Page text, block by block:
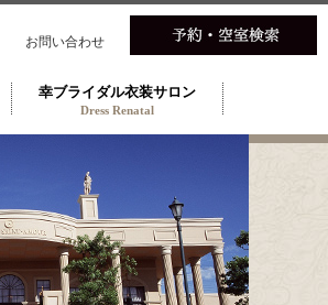
お問い合わせ
幸ブライダル衣装サロン
Dress Renatal